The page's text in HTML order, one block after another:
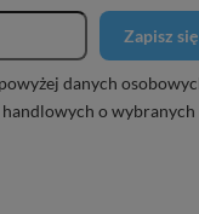
Zapisz się
danych
o